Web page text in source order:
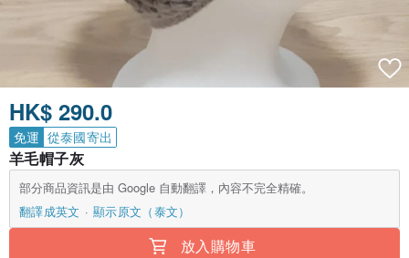
HK$ 290.0
免運 從泰國寄出
羊毛帽子灰
部分商品資訊是由 Google 自動翻譯，內容不完全精確。
翻譯成英文
顯示原文（泰文）
放入購物車